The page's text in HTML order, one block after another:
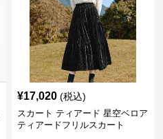
¥17,020 (税込)
スカート ティアード 星空ベロア
ティアードフリルスカート